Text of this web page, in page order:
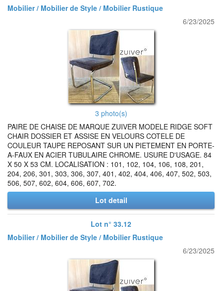
Mobilier / Mobilier de Style / Mobilier Rustique
6/23/2025
3 photo(s)
PAIRE DE CHAISE DE MARQUE ZUIVER MODELE RIDGE SOFT
CHAIR DOSSIER ET ASSISE EN VELOURS COTELE DE
COULEUR TAUPE REPOSANT SUR UN PIETEMENT EN PORTE-
A-FAUX EN ACIER TUBULAIRE CHROME. USURE D'USAGE. 84
X 50 X 53 CM. LOCALISATION : 101, 102, 104, 106, 108, 201,
204, 206, 301, 303, 306, 307, 401, 402, 404, 406, 407, 502, 503,
506, 507, 602, 604, 606, 607, 702.
Lot detail
Lot n° 33.12
Mobilier / Mobilier de Style / Mobilier Rustique
6/23/2025